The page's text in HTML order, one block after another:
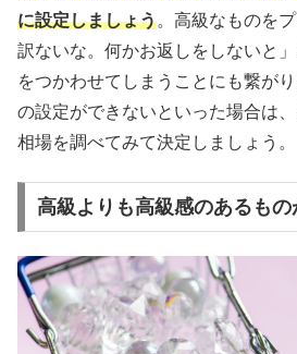
に設定しましょう。高級なものを
訳ないな。何かお返しをしないと
をつかわせてしまうことにも繋が
の設定ができないといった場合は
相場を調べてみて決定しましょう。
高級よりも高級感のあるもの